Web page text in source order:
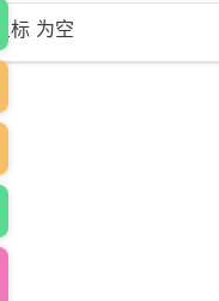
星标 为空